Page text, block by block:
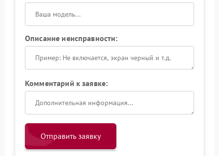
Описание неисправности:
Комментарий к заявке:
Отправить заявку